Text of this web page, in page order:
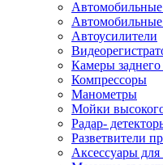
Автоусилители
Камеры заднего
Компрессоры
Манометры
Мойки
Радар-
Разветвители
Аксессуары